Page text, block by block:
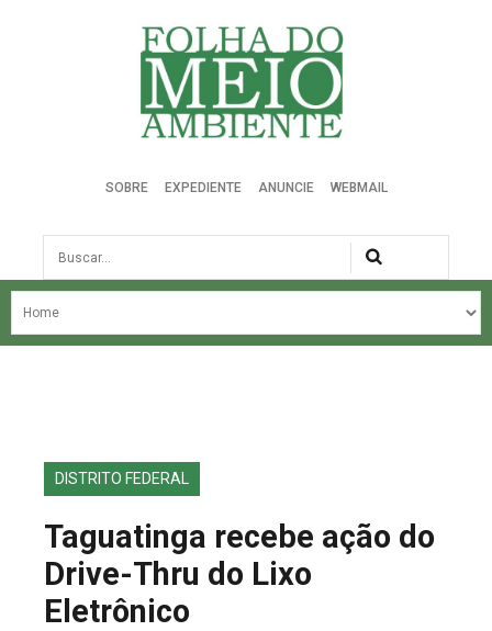
Folha do Meio Ambiente
SOBRE EXPEDIENTE ANUNCIE WEBMAIL
Busca
NOSSA HISTÓRIA
EDIÇÕES ANTERIORES
FALE CONOSCO
DISTRITO FEDERAL
Taguatinga recebe ação do
Drive-Thru do Lixo
Eletrônico